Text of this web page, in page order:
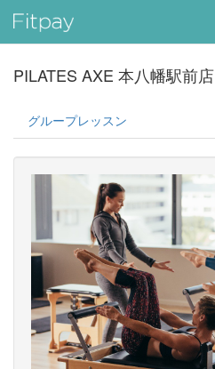
PILATES AXE 本八幡駅前店
グループレッスン